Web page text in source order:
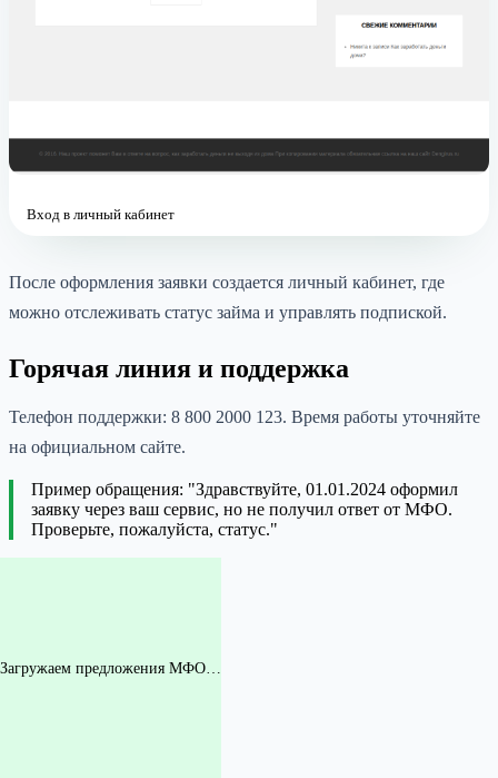
Вход в личный кабинет
После оформления заявки создается личный кабинет, где
можно отслеживать статус займа и управлять подпиской.
Горячая линия и поддержка
Телефон поддержки: 8 800 2000 123. Время работы уточняйте
на официальном сайте.
Пример обращения: "Здравствуйте, 01.01.2024 оформил
заявку через ваш сервис, но не получил ответ от МФО.
Проверьте, пожалуйста, статус."
Загружаем предложения МФО…